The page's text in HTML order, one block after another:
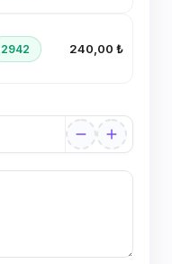
2942 240,00 ₺